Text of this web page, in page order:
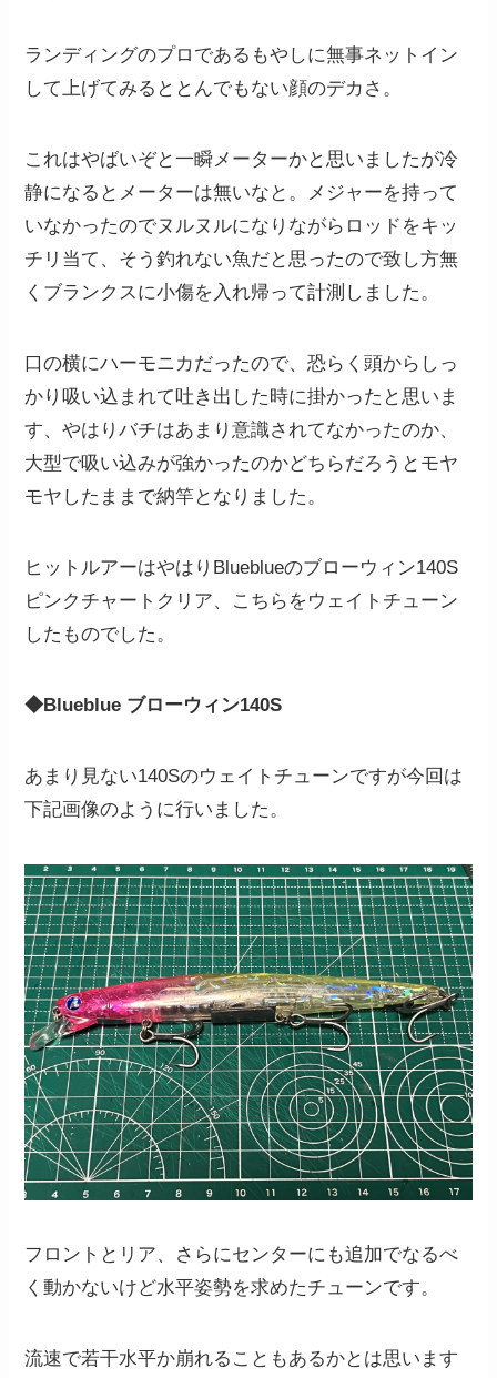
ランディングのプロであるもやしに無事ネットイン
して上げてみるととんでもない顔のデカさ。
これはやばいぞと一瞬メーターかと思いましたが冷
静になるとメーターは無いなと。メジャーを持って
いなかったのでヌルヌルになりながらロッドをキッ
チリ当て、そう釣れない魚だと思ったので致し方無
くブランクスに小傷を入れ帰って計測しました。
口の横にハーモニカだったので、恐らく頭からしっ
かり吸い込まれて吐き出した時に掛かったと思いま
す、やはりバチはあまり意識されてなかったのか、
大型で吸い込みが強かったのかどちらだろうとモヤ
モヤしたままで納竿となりました。
ヒットルアーはやはりBlueblueのブローウィン140S
ピンクチャートクリア、こちらをウェイトチューン
したものでした。
◆Blueblue ブローウィン140S
あまり見ない140Sのウェイトチューンですが今回は
下記画像のように行いました。
フロントとリア、さらにセンターにも追加でなるべ
く動かないけど水平姿勢を求めたチューンです。
流速で若干水平か崩れることもあるかとは思います